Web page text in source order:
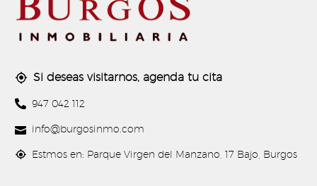

 Si deseas visitarnos, agenda tu cita

 947 042 112

 info@burgosinmo.com

 Estmos en: Parque Virgen del Manzano, 17 Bajo, Burgos